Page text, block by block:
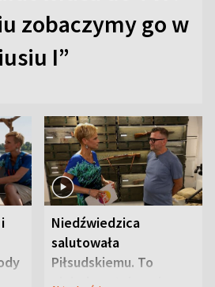
zobaczymy go w
I”
Niedźwiedzica
salutowała
Piłsudskiemu. To
niejedyna tajemnica